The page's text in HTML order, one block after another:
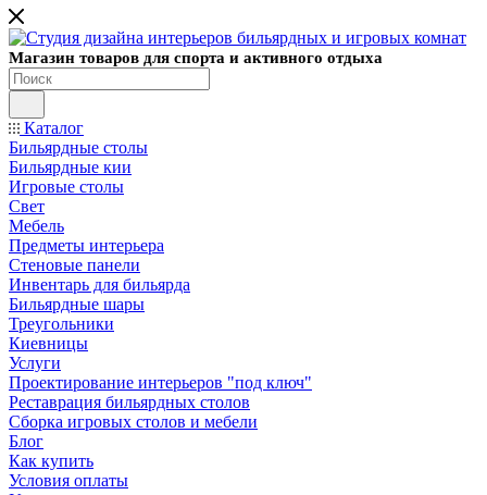
Магазин товаров для спорта и активного отдыха
Каталог
Бильярдные столы
Бильярдные кии
Игровые столы
Свет
Мебель
Предметы интерьера
Стеновые панели
Инвентарь для бильярда
Бильярдные шары
Треугольники
Киевницы
Услуги
Проектирование интерьеров "под ключ"
Реставрация бильярдных столов
Сборка игровых столов и мебели
Блог
Как купить
Условия оплаты